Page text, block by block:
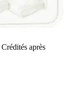
Crédités après